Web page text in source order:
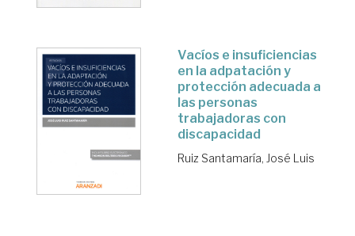
Vacíos e insuficiencias
en la adpatación y
protección adecuada a
las personas
trabajadoras con
discapacidad
Ruiz Santamaría, José Luis